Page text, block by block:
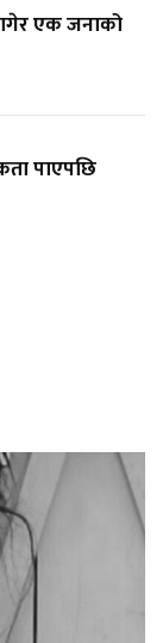
एक जनाको
पाएपछि